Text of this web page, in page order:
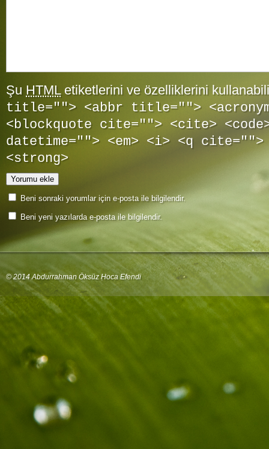
Şu HTMLetiketlerini ve özelliklerini
title=""> <abbr title="">
<blockquote cite=""> <cite>
datetime=""> <em> <i> <q
<strong>
Beni sonraki yorumlar için e-posta ile bilgilendir.
Beni yeni yazılarda e-posta ile bilgilendir.
© 2014 Abdurrahman Öksüz Hoca Efendi